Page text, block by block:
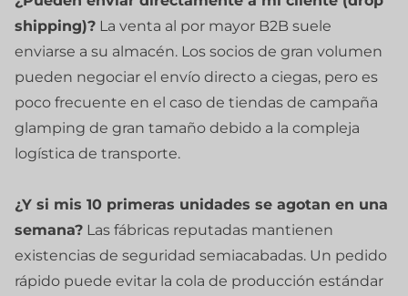
shipping)? La venta al por mayor B2B suele
enviarse a su almacén. Los socios de gran volumen
pueden negociar el envío directo a ciegas, pero es
poco frecuente en el caso de tiendas de campaña
glamping de gran tamaño debido a la compleja
logística de transporte.
¿Y si mis 10 primeras unidades se agotan en una
semana? Las fábricas reputadas mantienen
existencias de seguridad semiacabadas. Un pedido
rápido puede evitar la cola de producción estándar